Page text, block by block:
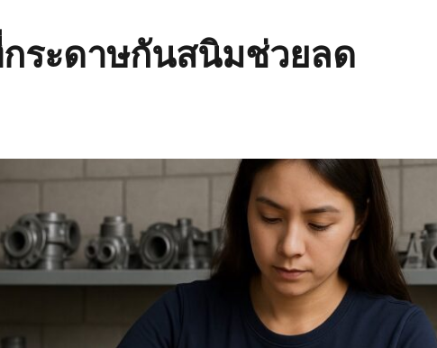
ระดาษกันสนิมช่วยลด